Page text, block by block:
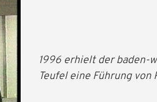
1996 erhielt der baden-
Teufel eine Führung von